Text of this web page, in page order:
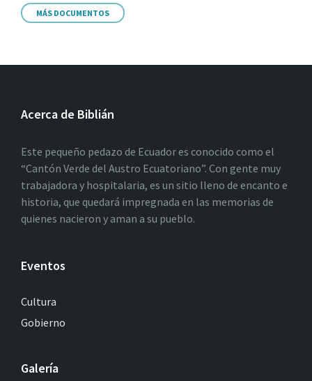
MÁS DOCUMENTOS
Acerca de Biblián
Este pequeño pedazo de Ecuador es conocido como el
“Cantón Verde del Austro Ecuatoriano”. Con gente muy
trabajadora y hospitalaria, es un sitio lleno de encanto e
historia, que quedará impregnada en las memorias de
quienes nacieron y aman a su pueblo.
Eventos
Cultura
Gobierno
Galería